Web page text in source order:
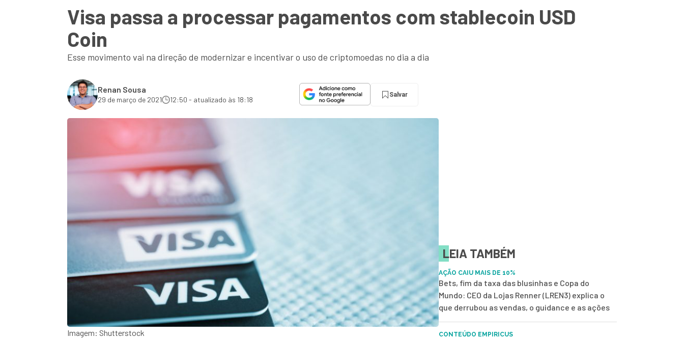
Visa passa a processar pagamentos com stablecoin USD
Coin
Esse movimento vai na direção de modernizar e incentivar o uso de criptomoedas no dia a dia
Renan Sousa
29 de março de 2021 12:50 - atualizado às 18:18
Salvar
Imagem: Shutterstock
LEIA TAMBÉM
AÇÃO CAIU MAIS DE 10%
Bets, fim da taxa das blusinhas e Copa do
Mundo: CEO da Lojas Renner (LREN3) explica o
que derrubou as vendas, o guidance e as ações
CONTEÚDO EMPIRICUS